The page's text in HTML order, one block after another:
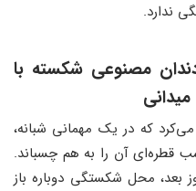
ندارد.
مصنوعی شکسته با
که در یک مهمانی شبانه،
آن را به هم چسباند.
بعد، محل شکستگی دوباره باز